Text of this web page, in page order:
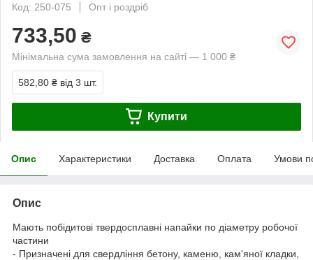
Код: 250-075
Опт і роздріб
733,50 ₴
Мінімальна сума замовлення на сайті — 1 000 ₴
582,80 ₴ від 3 шт.
Купити
Опис Характеристики Доставка Оплата Умови
Опис
Мають побідитові твердосплавні напайки по діаметру робочої
частини
- Призначені для свердління бетону, каменю, кам'яної кладки,